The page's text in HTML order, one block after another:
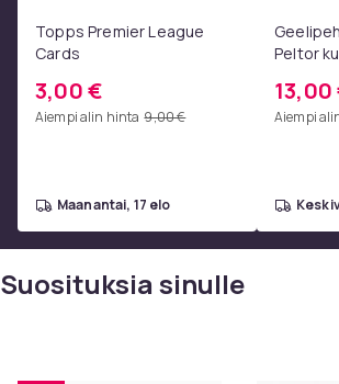
Topps Premier League
Cards
3,00 €
Aiempi alin hinta 9,00 €
maanantai, 17 elo
Peltor
13,00
Aiempi
Suosituksia sinulle